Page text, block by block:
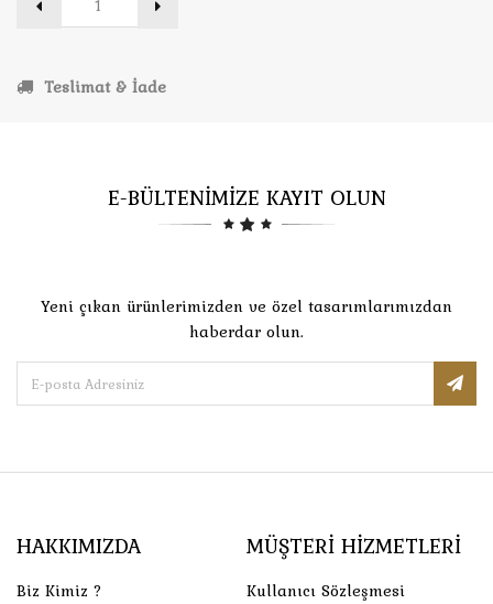
Teslimat & İade
E-BÜLTENİMİZE KAYIT OLUN
Yeni çıkan ürünlerimizden ve özel tasarımlarımızdan
haberdar olun.
HAKKIMIZDA
Biz Kimiz ?
MÜŞTERI HIZMETLERI
Kullanıcı Sözleşmesi